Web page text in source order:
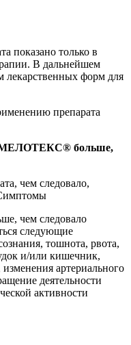
показано только в
В дальнейшем
лекарственных форм для
препарата
больше,
чем следовало,
чем следовало
следующие
тошнота, рвота,
и/или кишечник,
артериального
деятельности
активности